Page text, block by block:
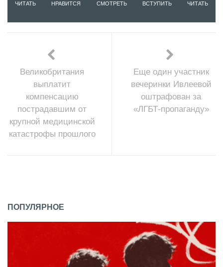
ЧИТАТЬ НРАВИТСЯ СМОТРЕТЬ ВСТУПИТЬ ЧИТАТЬ
Великобритания
выплатит
компенсацию
пострадавшим от
крупной медицинской
катастрофы прошлого
Еще один участник
вечеринки Ивлеевой
оштрафован за
«ЛГБТ-пропаганду»
ПОПУЛЯРНОЕ